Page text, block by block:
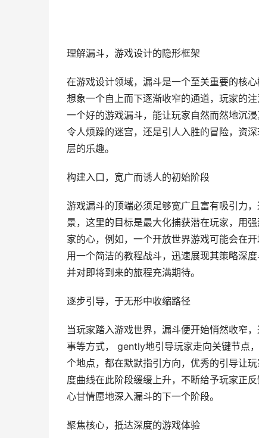
理解漏斗，游戏设计的隐形框架
在游戏设计领域，漏斗是一个至关重要的核
想象一个自上而下逐渐收窄的通道，玩家的
一个好的游戏漏斗，能让玩家自然而然地沉
令人烦躁的迷宫，还是引人入胜的冒险，资
层的乐趣。
构建入口，宽广而诱人的初始阶段
游戏漏斗的顶端必须足够宽广且富有吸引力
景，这里的目标是最大化捕获潜在玩家，用
家的心，例如，一个开放世界游戏可能会在
用一个简洁的教程战斗，迅速展现其策略深
并对即将到来的旅程充满期待。
逐步引导，于无形中收缩路径
当玩家踏入游戏世界，漏斗便开始悄然收窄
事等方式， gently地引导玩家走向关键节点
个地点，都在默默指引方向，优秀的引导让
度曲线在此阶段缓缓上升，不断给予玩家正
心甘情愿地深入漏斗的下一个阶段。
聚焦核心，抵达深度的游戏体验